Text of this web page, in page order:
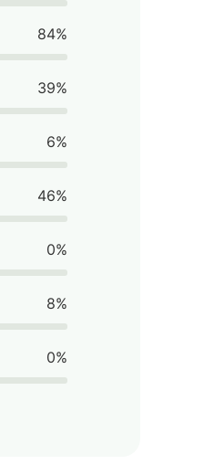
84%
39%
6%
46%
0%
8%
0%